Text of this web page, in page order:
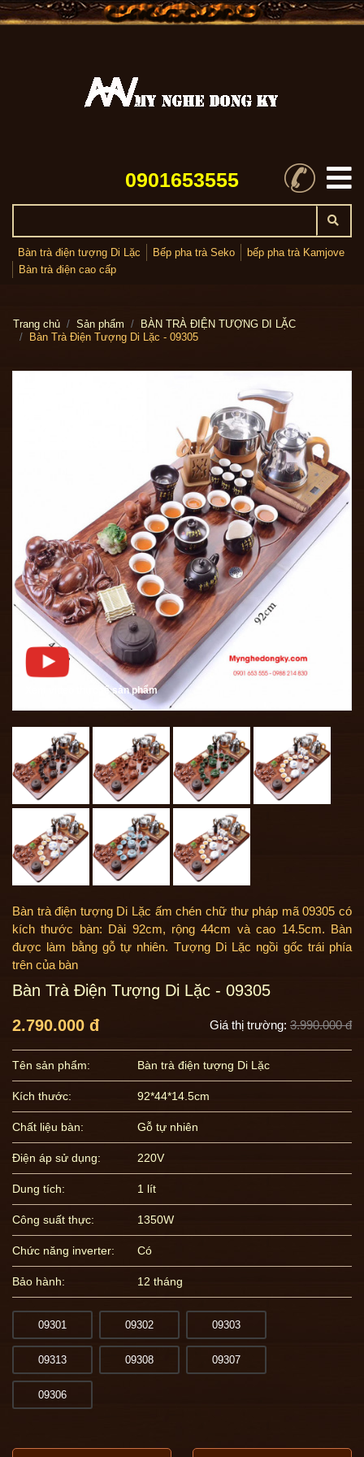
0901653555
Bàn trà điện tượng Di Lặc Bếp pha trà Seko
bếp pha trà Kamjove
Bàn trà điện cao cấp
Trang chủ Sản phẩm
BÀN TRÀ ĐIỆN TƯỢNG DI LẶC
Bàn Trà Điện Tượng Di Lặc - 09305
Xem video thực tế sản phẩm
Bàn trà điện tượng Di Lặc ấm chén chữ thư pháp mã 09305 có
kích thước bàn: Dài 92cm, rộng 44cm và cao 14.5cm. Bàn
được làm bằng gỗ tự nhiên. Tượng Di Lặc ngồi gốc trái phía
trên của bàn
Bàn Trà Điện Tượng Di Lặc - 09305
2.790.000 đ
Giá thị trường: 3.990.000 đ
Tên sản phẩm: Bàn trà điện tượng Di Lặc
Kích thước: 92*44*14.5cm
Chất liệu bàn: Gỗ tự nhiên
Điện áp sử dụng: 220V
Dung tích: 1 lít
Công suất thực: 1350W
Chức năng inverter: Có
Bảo hành: 12 tháng
09301 09302 09303
09313 09308 09307
09306